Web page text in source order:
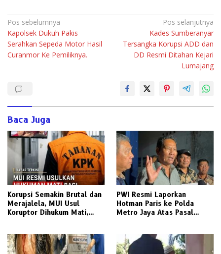
Navigasi
pos
Pos sebelumnya
Kapolsek Dukuh Pakis
Serahkan Sepeda Motor Hasil
Curanmor Ke Pemiliknya.
Pos selanjutnya
Kades Sumberanyar
Tersangka Korupsi ADD dan
DD Resmi Ditahan Kejari
Lumajang
Baca Juga
Korupsi Semakin Brutal dan
Merajalela, MUI Usul
Koruptor Dihukum Mati,
PWI Resmi Laporkan
Hotman Paris ke Polda
Metro Jaya Atas Pasal